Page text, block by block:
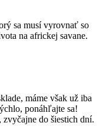
sa musí vyrovnať so
na africkej savane.
máme však už iba
ponáhľajte sa!
do šiestich dní.